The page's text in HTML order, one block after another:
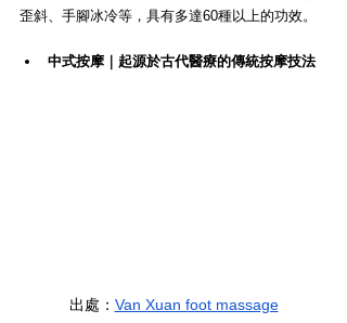
歪斜、手腳冰冷等，具有多達60種以上的功效。
中式按摩｜起源於古代醫療的傳統按摩技法
出處： Van Xuan foot massage